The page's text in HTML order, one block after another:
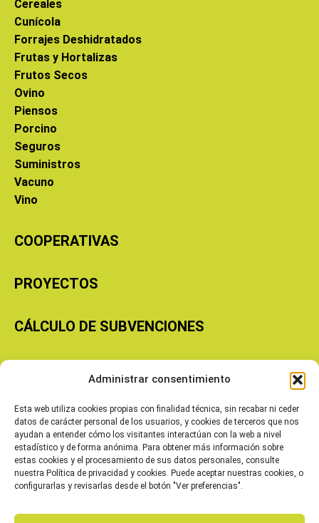
Administrar consentimiento
Esta web utiliza cookies propias con finalidad técnica, sin recabar ni ceder
datos de carácter personal de los usuarios, y cookies de terceros que nos
ayudan a entender cómo los visitantes interactúan con la web a nivel
estadístico y de forma anónima. Para obtener más información sobre
estas cookies y el procesamiento de sus datos personales, consulte
nuestra Política de privacidad y cookies. Puede aceptar nuestras cookies, o
configurarlas y revisarlas desde el botón "Ver preferencias".
Cereales
Cunícola
Forrajes Deshidratados
Frutas y Hortalizas
Frutos Secos
Ovino
Piensos
Porcino
Seguros
Suministros
Vacuno
Vino
COOPERATIVAS
PROYECTOS
CÁLCULO DE SUBVENCIONES